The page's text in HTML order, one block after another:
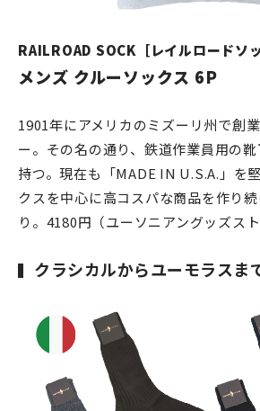
RAILROAD SOCK［レイルロードソッ
メンズ クルーソックス 6P
1901年にアメリカのミズーリ州で創
ー。その名の通り、鉄道作業員用の
持つ。現在も「MADE IN U.S.A.」を
クスを中心に高コスパな商品を作り
り。4180円（ユーソニアングッズスト
クラシカルからユーモラスま